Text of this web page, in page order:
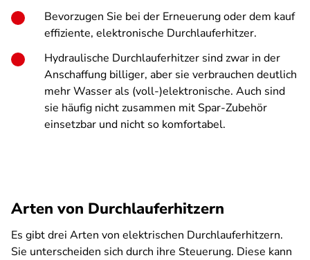
Bevorzugen Sie bei der Erneuerung oder dem kauf
effiziente, elektronische Durchlauferhitzer.
Hydraulische Durchlauferhitzer sind zwar in der
Anschaffung billiger, aber sie verbrauchen deutlich
mehr Wasser als (voll-)elektronische. Auch sind
sie häufig nicht zusammen mit Spar-Zubehör
einsetzbar und nicht so komfortabel.
Arten von Durchlauferhitzern
Es gibt drei Arten von elektrischen Durchlauferhitzern.
Sie unterscheiden sich durch ihre Steuerung. Diese kann